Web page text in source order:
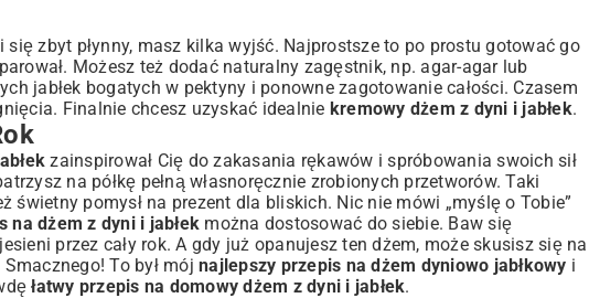
zbyt płynny, masz kilka wyjść. Najprostsze to po prostu gotować go
Możesz też dodać naturalny zagęstnik, np. agar-agar lub
jabłek bogatych w pektyny i ponowne zagotowanie całości. Czasem
Finalnie chcesz uzyskać idealnie kremowy dżem z dyni i jabłek.
zainspirował Cię do zakasania rękawów i spróbowania swoich sił
na półkę pełną własnoręcznie zrobionych przetworów. Taki
pomysł na prezent dla bliskich. Nic nie mówi „myślę o Tobie”
na dżem z dyni i jabłek można dostosować do siebie. Baw się
przez cały rok. A gdy już opanujesz ten dżem, może skusisz się na
Smacznego! To był mój najlepszy przepis na dżem dyniowo jabłkowy i
łatwy przepis na domowy dżem z dyni i jabłek.